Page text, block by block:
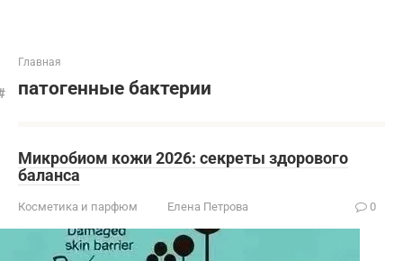
Главная
патогенные бактерии
Микробиом кожи 2026: секреты здорового
баланса
Косметика и парфюм Елена Петрова 0